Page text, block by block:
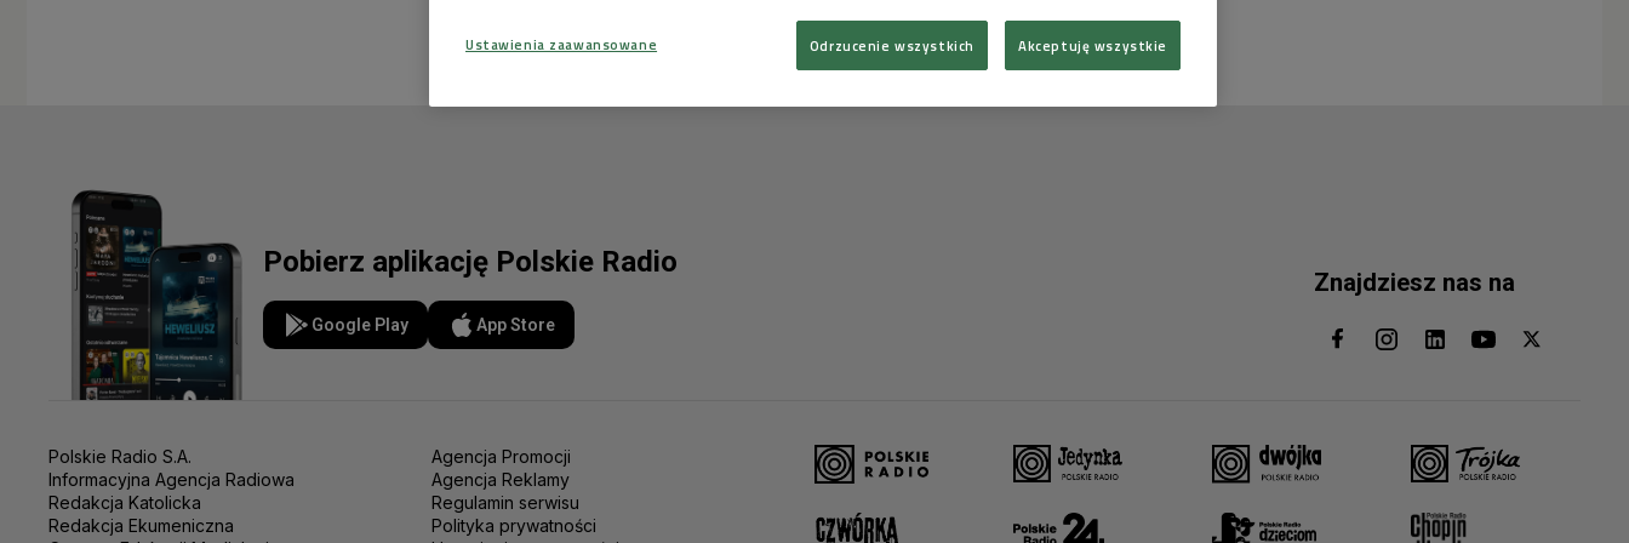
Pobierz aplikację Polskie Radio
Google Play App Store
Znajdziesz nas na
Polskie Radio S.A.
Informacyjna Agencja Radiowa
Redakcja Katolicka
Redakcja Ekumeniczna
Agencja Promocji
Agencja Reklamy
Regulamin serwisu
Polityka prywatności
Ustawienia zaawansowane Odrzucenie wszystkich Akceptuję wszystkie